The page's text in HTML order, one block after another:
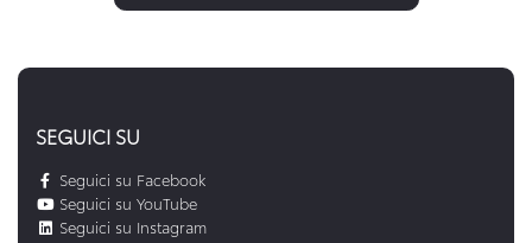
SEGUICI SU
Seguici su Facebook
Seguici su YouTube
Seguici su Instagram